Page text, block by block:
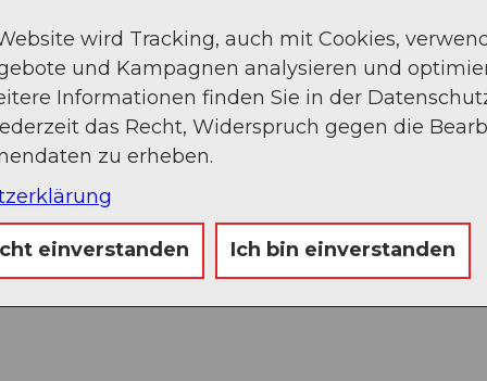
Sep Okt Nov Dez
wird Tracking, auch mit Cookies,
und Kampagnen analysieren und
Informationen finden Sie in der
das Recht, Widerspruch gegen die
zu erheben.
einverstanden Ich bin einverstanden